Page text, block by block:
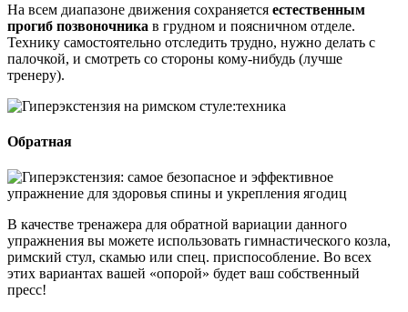
На всем диапазоне движения сохраняется естественным
прогиб позвоночника в грудном и поясничном отделе.
Технику самостоятельно отследить трудно, нужно делать с
палочкой, и смотреть со стороны кому-нибудь (лучше
тренеру).
Обратная
В качестве тренажера для обратной вариации данного
упражнения вы можете использовать гимнастического козла,
римский стул, скамью или спец. приспособление. Во всех
этих вариантах вашей «опорой» будет ваш собственный
пресс!